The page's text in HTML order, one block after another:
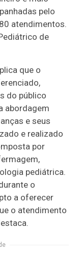
pelo
atendimentos.
de
que o
do público
abordagem
e seus
e realizado
por
pediátrica.
o
a oferecer
o atendimento